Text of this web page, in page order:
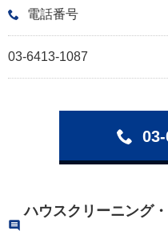
電話番号
03-6413-1087
ハウスクリーニング